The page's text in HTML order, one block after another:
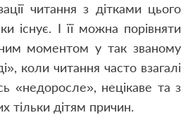
читання з дітками цього
існує. І її можна порівняти
моментом у так званому
коли читання часто взагалі
«недоросле», нецікаве та з
тільки дітям причин.